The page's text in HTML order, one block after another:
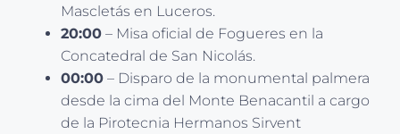
Mascletás en Luceros.
20:00 – Misa oficial de Fogueres en la
Concatedral de San Nicolás.
00:00 – Disparo de la monumental palmera
desde la cima del Monte Benacantil a cargo
de la Pirotecnia Hermanos Sirvent